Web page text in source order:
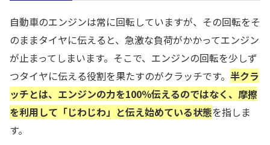
自動車のエンジンは常に回転していますが、その回転をそ
のままタイヤに伝えると、急激な負荷がかかってエンジン
が止まってしまいます。そこで、エンジンの回転を少しず
つタイヤに伝える役割を果たすのがクラッチです。 半クラ
ッチとは、エンジンの力を100％伝えるのではなく、摩擦
を利用して「じわじわ」と伝え始めている状態を指しま
す。